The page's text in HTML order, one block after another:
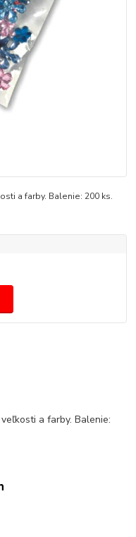
a farby. Balenie: 200 ks.
a farby. Balenie: